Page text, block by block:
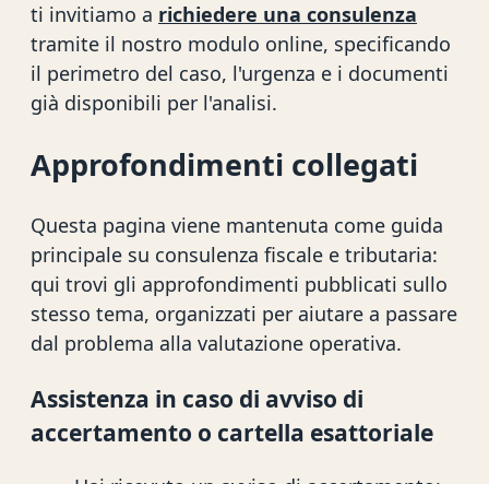
ti invitiamo a richiedere una consulenza
tramite il nostro modulo online, specificando
il perimetro del caso, l'urgenza e i documenti
già disponibili per l'analisi.
Approfondimenti collegati
Questa pagina viene mantenuta come guida
principale su consulenza fiscale e tributaria:
qui trovi gli approfondimenti pubblicati sullo
stesso tema, organizzati per aiutare a passare
dal problema alla valutazione operativa.
Assistenza in caso di avviso di
accertamento o cartella esattoriale